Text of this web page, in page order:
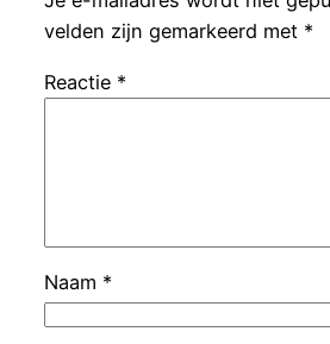
velden zijn gemarkeerd met *
Reactie *
Naam *